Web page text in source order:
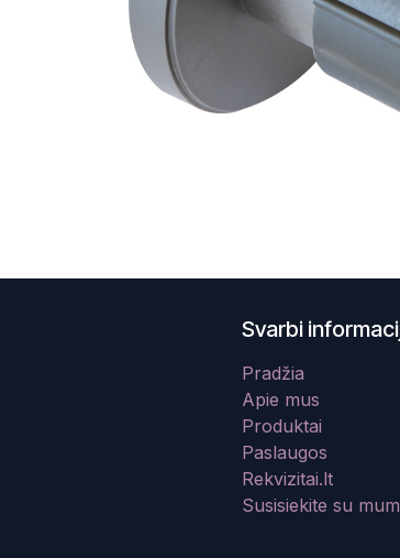
Svarbi
Pradžia
Apie mus
Produktai
Paslaugos
Rekvizitai.lt
Susisiekite su